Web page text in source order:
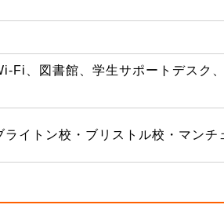
Fi、図書館、学生サポートデスク
イトン校・ブリストル校・マンチ